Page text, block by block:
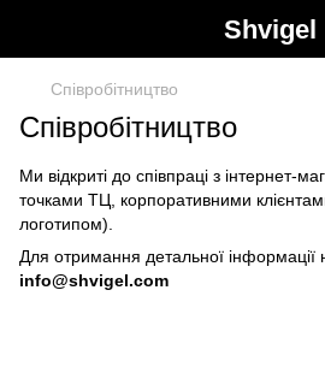
Shvigel
Cпівробітництво
Cпівробітництво
Ми відкриті до співпраці з інтернет-
точками ТЦ, корпоративними
логотипом).
Для отримання детальної інформації
info@shvigel.com